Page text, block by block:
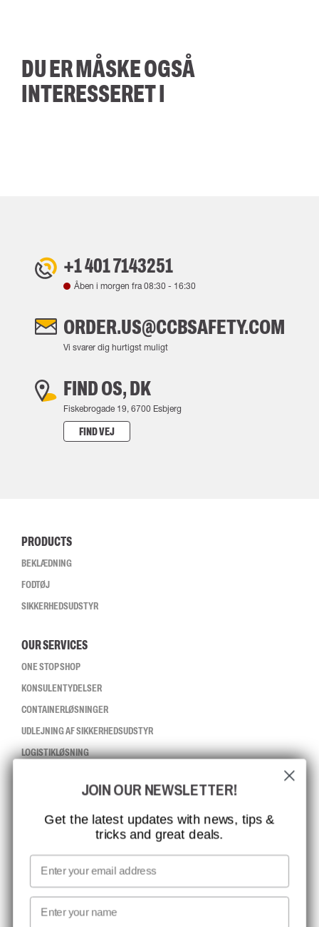
DU ER MÅSKE OGSÅ
INTERESSERET I
+1 401 7143251
Åben i morgen fra08:30- 16:30
ORDER.US@CCBSAFETY.COM
Vi svarer dig hurtigst muligt
FIND OS, DK
Fiskebrogade 19, 6700 Esbjerg
FIND VEJ
PRODUCTS
BEKLÆDNING
FODTØJ
SIKKERHEDSUDSTYR
OUR SERVICES
ONE STOP SHOP
KONSULENTYDELSER
CONTAINERLØSNINGER
UDLEJNING AF SIKKERHEDSUDSTYR
LOGISTIKLØSNING
ISO-CERTIFICERING
GLOBAL RÆKKEVIDDE
MISSION, VISION OG VÆRDIER
KONTAKT
NYHEDSBREV TILMELDING
JOIN OUR NEWSLETTER!
Get the latest updates with news, tips &
tricks and great deals.
Email
First name